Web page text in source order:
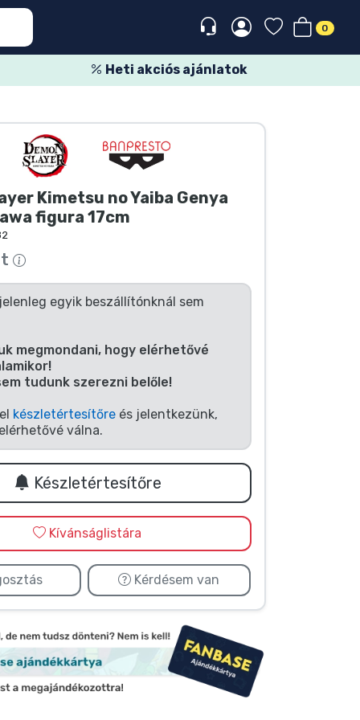
0
Heti akciós ajánlatok
Kimetsu no Yaiba Genya
figura 17cm
egyik beszállítónknál sem
megmondani, hogy elérhetővé
tudunk szerezni belőle!
készletértesítőre és jelentkezünk,
válna.
Készletértesítőre
Kívánságlistára
Kérdésem van